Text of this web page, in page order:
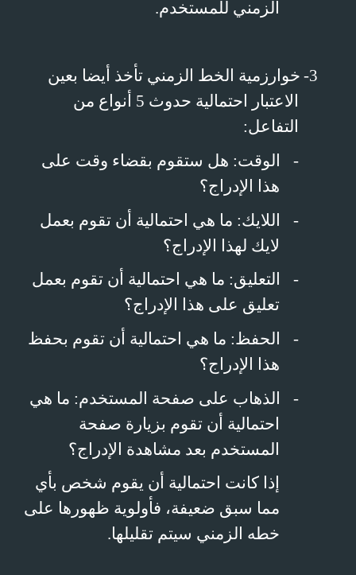
الزمني للمستخدم.
3- خوارزمية الخط الزمني تأخذ أيضا بعين
الاعتبار احتمالية حدوث 5 أنواع من
التفاعل:
الوقت: هل ستقوم بقضاء وقت على
هذا الإدراج؟
اللايك: ما هي احتمالية أن تقوم بعمل
لايك لهذا الإدراج؟
التعليق: ما هي احتمالية أن تقوم بعمل
تعليق على هذا الإدراج؟
الحفظ: ما هي احتمالية أن تقوم بحفظ
هذا الإدراج؟
الذهاب على صفحة المستخدم: ما هي
احتمالية أن تقوم بزيارة صفحة
المستخدم بعد مشاهدة الإدراج؟
إذا كانت احتمالية أن يقوم شخص بأي
مما سبق ضعيفة، فأولوية ظهورها على
خطه الزمني سيتم تقليلها.